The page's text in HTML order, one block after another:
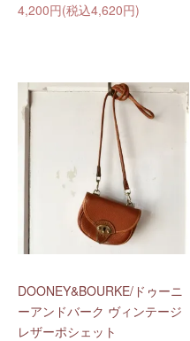
4,200円(税込4,620円)
DOONEY&BOURKE/ドゥーニ
ーアンドバーク ヴィンテージ
レザーポシェット